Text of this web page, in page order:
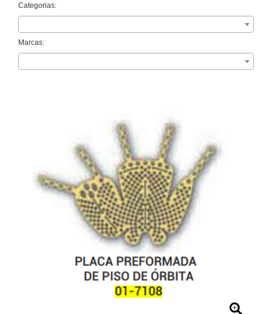
Categorias:
Marcas: